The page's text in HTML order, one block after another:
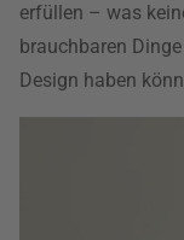
erfüllen – was
brauchbaren
Design haben